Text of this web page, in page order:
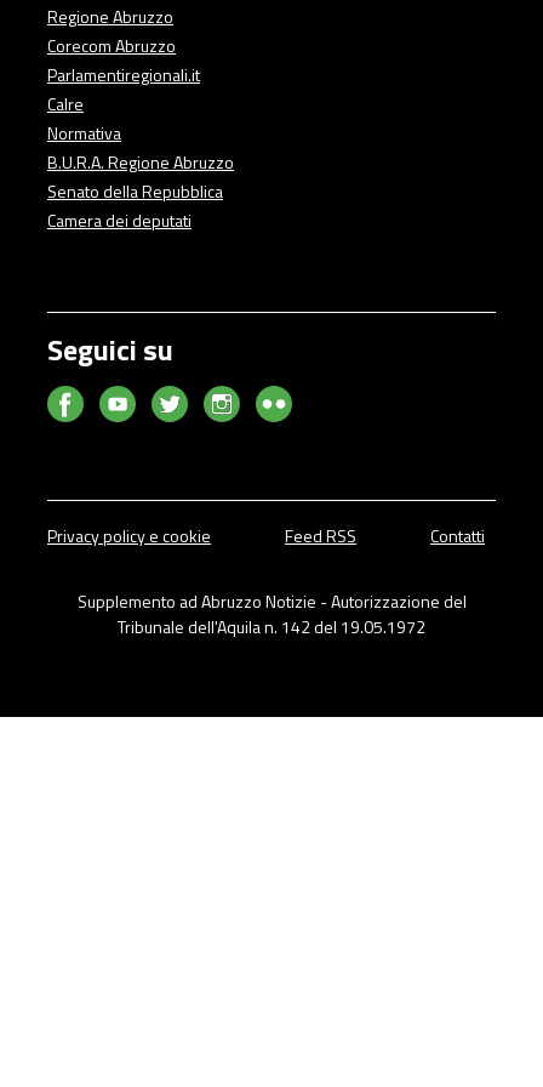
Regione Abruzzo
Corecom Abruzzo
Parlamentiregionali.it
Calre
Normativa
B.U.R.A. Regione Abruzzo
Senato della Repubblica
Camera dei deputati
Seguici su
Privacy policy e cookie Feed RSS Contatti
Supplemento ad Abruzzo Notizie - Autorizzazione del
Tribunale dell'Aquila n. 142 del 19.05.1972